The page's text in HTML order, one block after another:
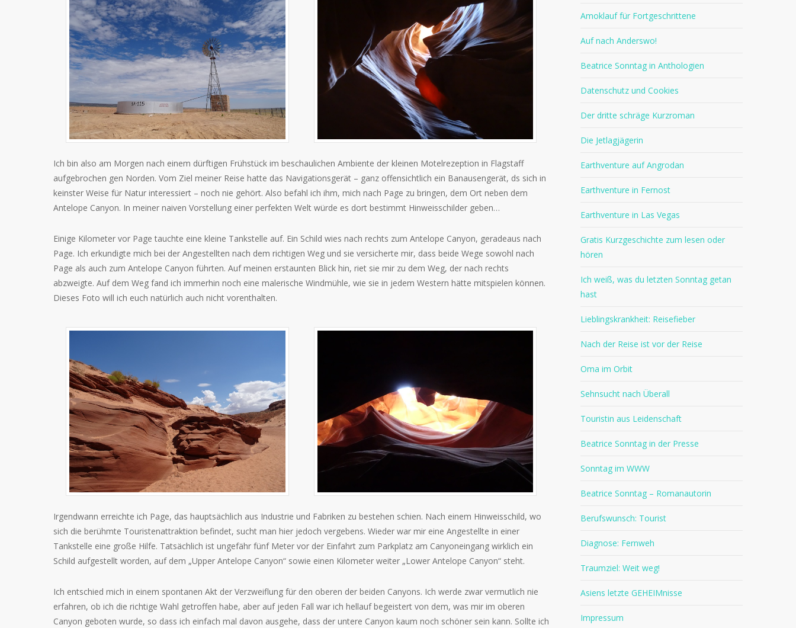
Ich bin also am Morgen nach einem dürftigen Frühstück im beschaulichen Ambiente der kleinen Motelrezeption in Flagstaff
aufgebrochen gen Norden. Vom Ziel meiner Reise hatte das Navigationsgerät – ganz offensichtlich ein Banausengerät, ds sich in
keinster Weise für Natur interessiert – noch nie gehört. Also befahl ich ihm, mich nach Page zu bringen, dem Ort neben dem
Antelope Canyon. In meiner naiven Vorstellung einer perfekten Welt würde es dort bestimmt Hinweisschilder geben…
Einige Kilometer vor Page tauchte eine kleine Tankstelle auf. Ein Schild wies nach rechts zum Antelope Canyon, geradeaus nach
Page. Ich erkundigte mich bei der Angestellten nach dem richtigen Weg und sie versicherte mir, dass beide Wege sowohl nach
Page als auch zum Antelope Canyon führten. Auf meinen erstaunten Blick hin, riet sie mir zu dem Weg, der nach rechts
abzweigte. Auf dem Weg fand ich immerhin noch eine malerische Windmühle, wie sie in jedem Western hätte mitspielen können.
Dieses Foto will ich euch natürlich auch nicht vorenthalten.
Irgendwann erreichte ich Page, das hauptsächlich aus Industrie und Fabriken zu bestehen schien. Nach einem Hinweisschild, wo
sich die berühmte Touristenattraktion befindet, sucht man hier jedoch vergebens. Wieder war mir eine Angestellte in einer
Tankstelle eine große Hilfe. Tatsächlich ist ungefähr fünf Meter vor der Einfahrt zum Parkplatz am Canyoneingang wirklich ein
Schild aufgestellt worden, auf dem „Upper Antelope Canyon“ sowie einen Kilometer weiter „Lower Antelope Canyon“ steht.
Ich entschied mich in einem spontanen Akt der Verzweiflung für den oberen der beiden Canyons. Ich werde zwar vermutlich nie
erfahren, ob ich die richtige Wahl getroffen habe, aber auf jeden Fall war ich hellauf begeistert von dem, was mir im oberen
Canyon geboten wurde, so dass ich einfach mal davon ausgehe, dass der untere Canyon kaum noch schöner sein kann. Sollte ich
Amoklauf für Fortgeschrittene
Auf nach Anderswo!
Beatrice Sonntag in Anthologien
Datenschutz und Cookies
Der dritte schräge Kurzroman
Die Jetlagjägerin
Earthventure auf Angrodan
Earthventure in Fernost
Earthventure in Las Vegas
Gratis Kurzgeschichte zum lesen oder
hören
Ich weiß, was du letzten Sonntag getan
hast
Lieblingskrankheit: Reisefieber
Nach der Reise ist vor der Reise
Oma im Orbit
Sehnsucht nach Überall
Touristin aus Leidenschaft
Beatrice Sonntag in der Presse
Sonntag im WWW
Beatrice Sonntag – Romanautorin
Berufswunsch: Tourist
Diagnose: Fernweh
Traumziel: Weit weg!
Asiens letzte GEHEIMnisse
Impressum